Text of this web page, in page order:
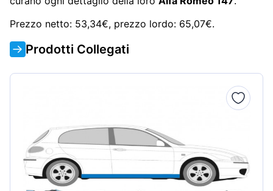
Prezzo netto: 53,34€, prezzo lordo: 65,07€.
Prodotti Collegati